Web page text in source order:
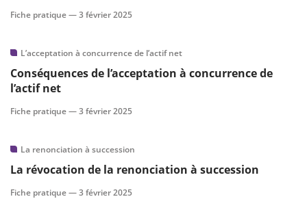
Fiche pratique —3 février 2025
L’acceptation à concurrence de l’actif net
Conséquences de l’acceptation à concurrence de
l’actif net
Fiche pratique —3 février 2025
La renonciation à succession
La révocation de la renonciation à succession
Fiche pratique —3 février 2025